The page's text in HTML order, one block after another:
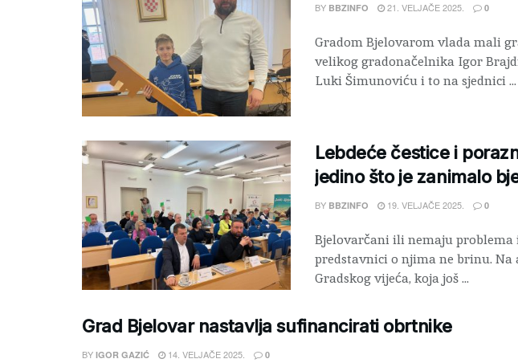
BY BBZINFO 21. VELJAČE 2025. 0
Gradom Bjelovarom vlada mali
velikog gradonačelnika Igor
Luki Šimunoviću i to na sjednici ...
Lebdeće čestice i
jedino što je zanimalo
BY BBZINFO 19. VELJAČE 2025. 0
Bjelovarčani ili nemaju
predstavnici o njima ne brinu. Na
Gradskog vijeća, koja još ...
Grad Bjelovar nastavlja sufinancirati obrtnike
BY IGOR GAZIĆ 14. VELJAČE 2025. 0